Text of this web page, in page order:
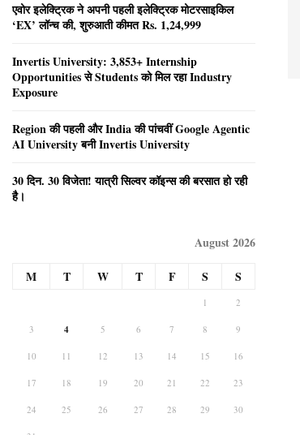
एवोर इलेक्ट्रिक ने अपनी पहली इलेक्ट्रिक मोटरसाइकिल
‘EX’ लॉन्च की, शुरुआती कीमत Rs. 1,24,999
Invertis University: 3,853+ Internship
Opportunities से Students को मिल रहा Industry
Exposure
Region की पहली और India की पांचवीं Google Agentic
AI University बनी Invertis University
30 दिन. 30 विजेता! यात्री सिल्वर कॉइन्स की बरसात हो रही
है।
August 2026
M
T W T F S S
1 2
3 4 5 6 7 8 9
10 11 12 13 14 15 16
17 18 19 20 21 22 23
24 25 26 27 28 29 30